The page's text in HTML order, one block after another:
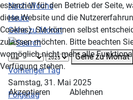
Nach Woche
Heute
Gehe zu Monat
Gehe zu Monat
Vorheriger Tag
Samstag, 31. Mai 2025
Folgetag
essenziell für den Betrieb der Seite,
diese Website und die
Cookies). Sie können selbst
zulassen möchten. Bitte beachten
womöglich nicht mehr alle
Verfügung stehen.
Akzeptieren
Ablehnen